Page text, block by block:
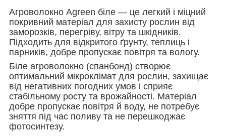
Агроволокно Agreen біле — це легкий і міцний
покривний матеріал для захисту рослин від
заморозків, перегріву, вітру та шкідників.
Підходить для відкритого ґрунту, теплиць і
парників, добре пропускає повітря та вологу.
Біле агроволокно (спанбонд) створює
оптимальний мікроклімат для рослин, захищає
від негативних погодних умов і сприяє
стабільному росту та врожайності. Матеріал
добре пропускає повітря й воду, не потребує
зняття під час поливу та не перешкоджає
фотосинтезу.